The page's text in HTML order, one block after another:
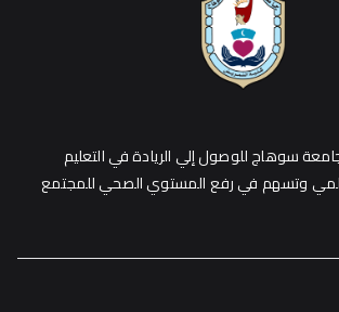
سوهاج للوصول إلي الريادة في التعليم
وتسهم في رفع المستوي الصحي للمجتمع